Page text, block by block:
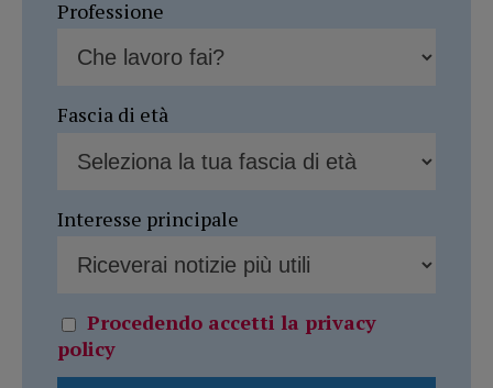
Professione
Fascia di età
Interesse principale
Procedendo accetti la privacy
policy